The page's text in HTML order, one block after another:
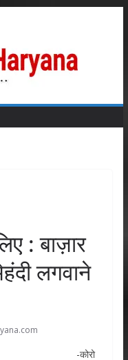
: बाज़ार
लगवाने
-कोरो